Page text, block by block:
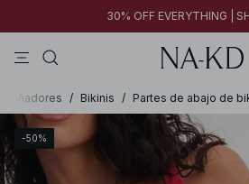
30% OFF EVERYTHING |
Bañadores / Bikinis / Partes de abajo de
-50%